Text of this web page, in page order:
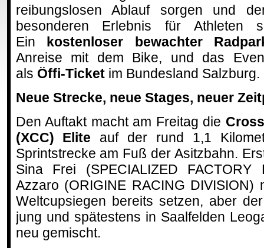
reibungslosen Ablauf sorgen und
besonderen Erlebnis für Athleten
Ein kostenloser bewachter
Anreise mit dem Bike, und das
als Öffi-Ticketim Bundesland Salzburg.
Neue Strecke, neue Stages, neuer
Den Auftakt macht am Freitag die
(XCC) Elite auf der rund 1,1
Sprintstrecke am Fuß der Asitzbahn.
Sina Frei (SPECIALIZED FACTORY
Azzaro (ORIGINE RACING DIVISION)
Weltcupsiegen bereits setzen, aber
jung und spätestens in Saalfelden
neu gemischt.